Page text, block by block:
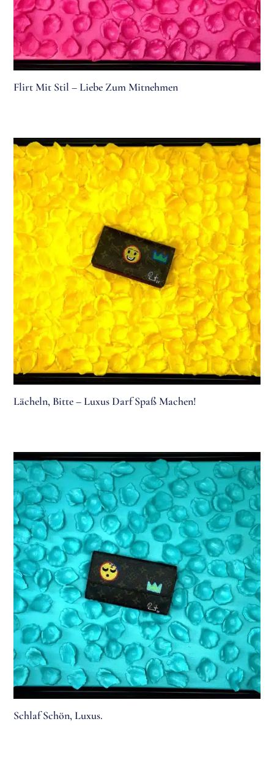
Flirt Mit Stil – Liebe Zum Mitnehmen
Lächeln, Bitte – Luxus Darf Spaß Machen!
Schlaf Schön, Luxus.